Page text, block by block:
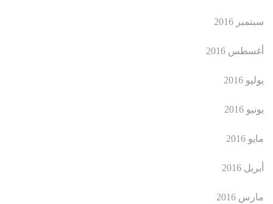
سبتمبر 2016
أغسطس 2016
يوليو 2016
يونيو 2016
مايو 2016
أبريل 2016
مارس 2016